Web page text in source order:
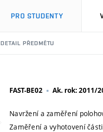
PRO STUDENTY
DETAIL PŘEDMĚTU
FAST-BE02 Ak. rok: 2011/
Navržení a zaměření
Zaměření a vyhotovení